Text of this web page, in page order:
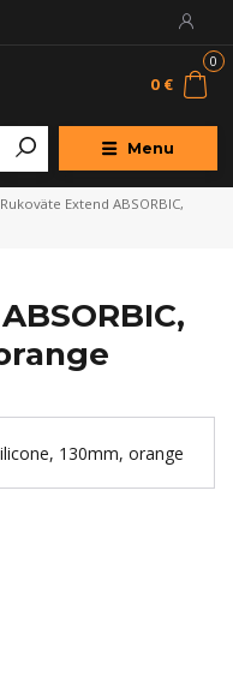
Menu
0
0 €
Rukoväte Extend ABSORBIC,